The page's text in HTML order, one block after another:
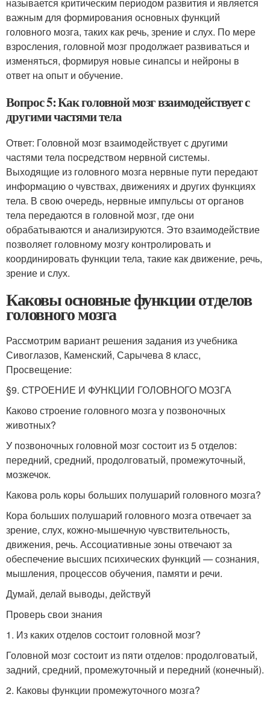
важным для формирования основных функций
головного мозга, таких как речь, зрение и слух. По мере
взросления, головной мозг продолжает развиваться и
изменяться, формируя новые синапсы и нейроны в
ответ на опыт и обучение.
Вопрос 5: Как головной мозг взаимодействует с
другими частями тела
Ответ: Головной мозг взаимодействует с другими
частями тела посредством нервной системы.
Выходящие из головного мозга нервные пути передают
информацию о чувствах, движениях и других функциях
тела. В свою очередь, нервные импульсы от органов
тела передаются в головной мозг, где они
обрабатываются и анализируются. Это взаимодействие
позволяет головному мозгу контролировать и
координировать функции тела, такие как движение, речь,
зрение и слух.
Каковы основные функции отделов
головного мозга
Рассмотрим вариант решения задания из учебника
Сивоглазов, Каменский, Сарычева 8 класс,
Просвещение:
§9. СТРОЕНИЕ И ФУНКЦИИ ГОЛОВНОГО МОЗГА
Каково строение головного мозга у позвоночных
животных?
У позвоночных головной мозг состоит из 5 отделов:
передний, средний, продолговатый, промежуточный,
мозжечок.
Какова роль коры больших полушарий головного мозга?
Кора больших полушарий головного мозга отвечает за
зрение, слух, кожно-мышечную чувствительность,
движения, речь. Ассоциативные зоны отвечают за
обеспечение высших психических функций — сознания,
мышления, процессов обучения, памяти и речи.
Думай, делай выводы, действуй
Проверь свои знания
1. Из каких отделов состоит головной мозг?
Головной мозг состоит из пяти отделов: продолговатый,
задний, средний, промежуточный и передний (конечный).
2. Каковы функции промежуточного мозга?